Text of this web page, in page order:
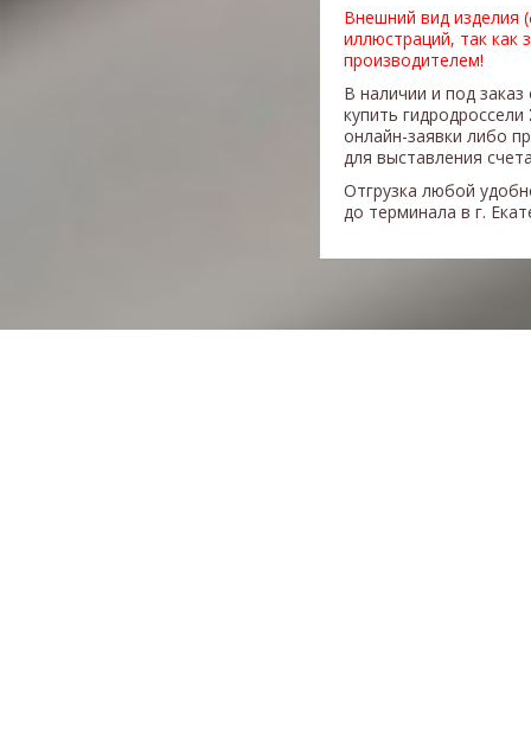
Внешний вид изделия
иллюстраций, так как
производителем!
В наличии и под
купить гидродроссели
онлайн-заявки либо
для выставления
Отгрузка любой
до терминала в г.